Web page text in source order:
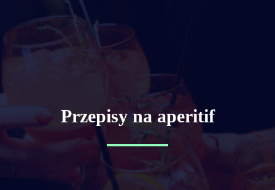
Przepisy na aperitif